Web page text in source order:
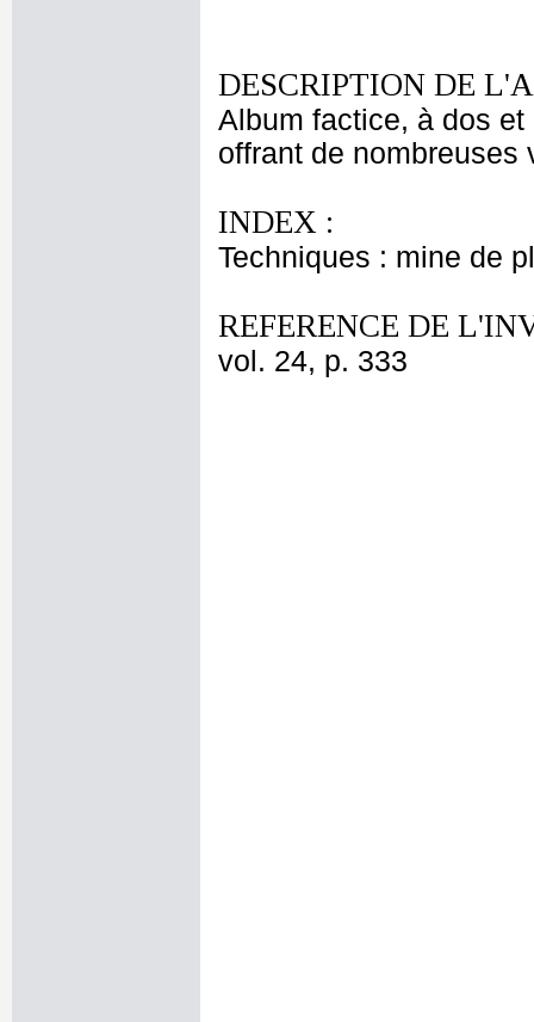
DESCRIPTION DE
Album factice, à dos
offrant de nombreuses
INDEX :
Techniques : mine de
REFERENCE DE
vol. 24, p. 333